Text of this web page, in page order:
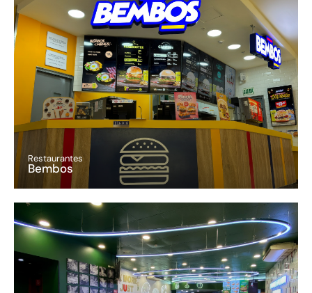
Restaurantes
Bembos